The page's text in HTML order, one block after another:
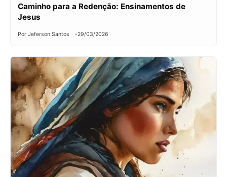
Caminho para a Redenção: Ensinamentos de
Jesus
Por Jeferson Santos 29/03/2026